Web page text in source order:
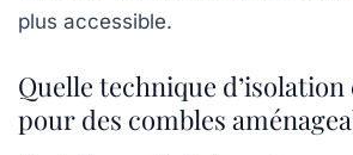
plus accessible.
Quelle technique
pour des combles